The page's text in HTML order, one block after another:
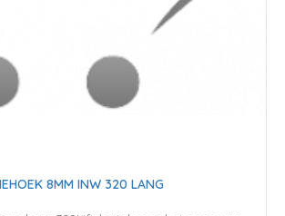
8MM INW 320 LANG